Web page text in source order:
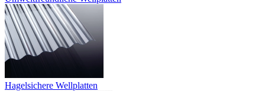
Hagelsichere Wellplatten